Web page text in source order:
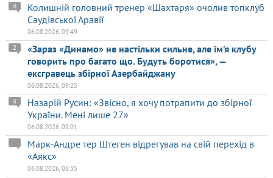
Колишній головний тренер «Шахтаря» очолив топклуб
Саудівської Аравії
4
06.08.2026, 09:49
«Зараз «Динамо» не настільки сильне, але ім’я клубу
говорить про багато що. Будуть боротися», —
ексгравець збірної Азербайджану
2
06.08.2026, 09:25
Назарій Русин: «Звісно, я хочу потрапити до збірної
України. Мені лише 27»
4
06.08.2026, 09:01
Марк-Андре тер Штеген відрегував на свій перехід в
«Аякс»
06.08.2026, 08:35